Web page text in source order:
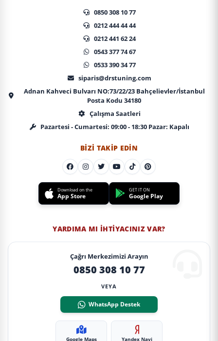
0850 308 10 77
0212 444 44 44
0212 441 62 24
0543 377 74 67
0533 390 34 77
siparis@drstuning.com
Adnan Kahveci Bulvarı NO:73/22/23 Bahçelievler/İstanbul
Posta Kodu 34180
Çalışma Saatleri
Pazartesi - Cumartesi: 09:00 - 18:30 Pazar: Kapalı
BIZI TAKIP EDIN
Download on the
App Store
GET IT ON
Google Play
YARDIMA MI İHTIYACINIZ VAR?
Çağrı Merkezimizi Arayın
0850 308 10 77
VEYA
WhatsApp Destek
Google Maps Yandex Navi